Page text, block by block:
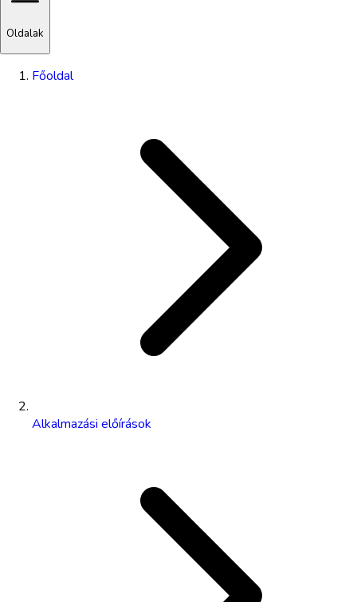
Oldalak
Főoldal
Alkalmazási előírások